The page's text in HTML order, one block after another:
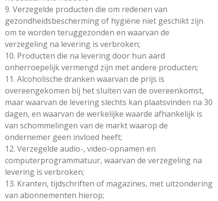
9. Verzegelde producten die om redenen van
gezondheidsbescherming of hygiëne niet geschikt zijn
om te worden teruggezonden en waarvan de
verzegeling na levering is verbroken;
10. Producten die na levering door hun aard
onherroepelijk vermengd zijn met andere producten;
11. Alcoholische dranken waarvan de prijs is
overeengekomen bij het sluiten van de overeenkomst,
maar waarvan de levering slechts kan plaatsvinden na 30
dagen, en waarvan de werkelijke waarde afhankelijk is
van schommelingen van de markt waarop de
ondernemer geen invloed heeft;
12. Verzegelde audio-, video-opnamen en
computerprogrammatuur, waarvan de verzegeling na
levering is verbroken;
13. Kranten, tijdschriften of magazines, met uitzondering
van abonnementen hierop;